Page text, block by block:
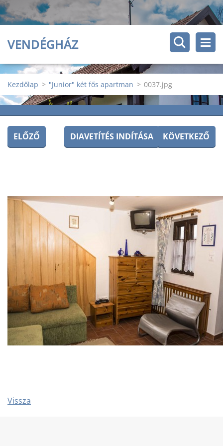
VENDÉGHÁZ
Kezdőlap > "Junior" két fős apartman > 0037.jpg
ELŐZŐ DIAVETÍTÉS INDÍTÁSA KÖVETKEZŐ
Vissza